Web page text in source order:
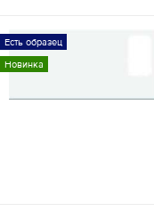
Есть образец
Новинка